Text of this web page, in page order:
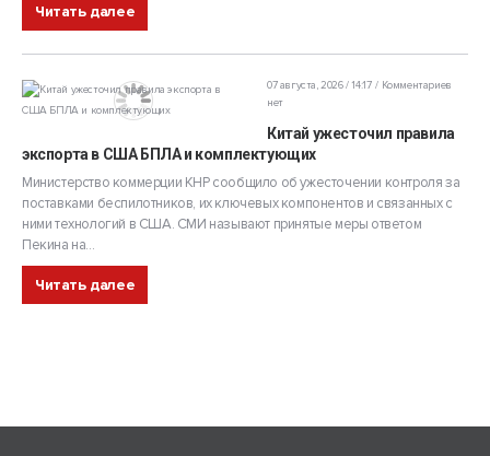
Читать далее
07 августа, 2026 / 14:17
Комментариев
нет
Китай ужесточил правила
экспорта в США БПЛА и комплектующих
Министерство коммерции КНР сообщило об ужесточении контроля за
поставками беспилотников, их ключевых компонентов и связанных с
ними технологий в США. СМИ называют принятые меры ответом
Пекина на...
Читать далее